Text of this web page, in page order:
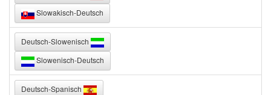
Slowakisch-Deutsch
Deutsch-Slowenisch
Slowenisch-Deutsch
Deutsch-Spanisch